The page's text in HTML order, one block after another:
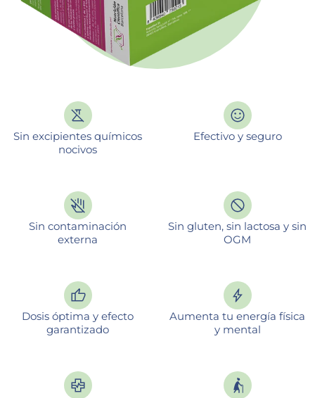
Sin excipientes químicos
nocivos
Efectivo y seguro
Sin contaminación
externa
Sin gluten, sin lactosa y sin
OGM
Dosis óptima y efecto
garantizado
Aumenta tu energía física
y mental